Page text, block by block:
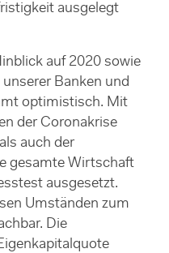
ausgelegt
auf 2020 sowie
Banken und
optimistisch. Mit
der Coronakrise
auch der
gesamte Wirtschaft
ausgesetzt.
Umständen zum
Die